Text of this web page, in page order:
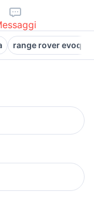
range rover evoque